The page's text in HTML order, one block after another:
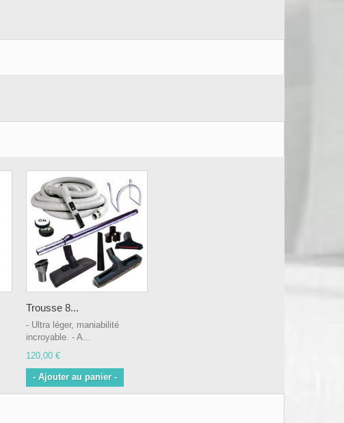
Trousse 8...
- Ultra léger, maniabilité
incroyable. - A...
120,00 €
- Ajouter au panier -